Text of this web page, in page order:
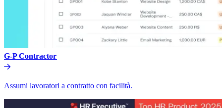
G-P Contractor​​
Assumi lavoratori a contratto con facilità.​​